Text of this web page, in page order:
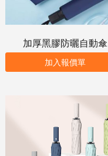
加厚黑膠防曬自動傘
加入報價單